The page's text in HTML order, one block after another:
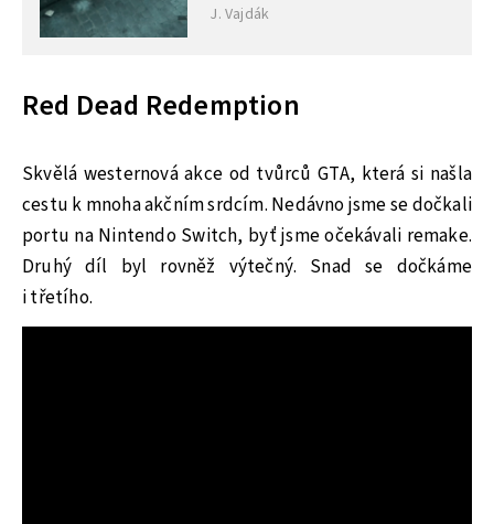
J. Vajdák
Red Dead Redemption
Skvělá westernová akce od tvůrců GTA, která si našla
cestu k mnoha akčním srdcím. Nedávno jsme se dočkali
portu na Nintendo Switch, byť jsme očekávali remake.
Druhý díl byl rovněž výtečný. Snad se dočkáme
i třetího.